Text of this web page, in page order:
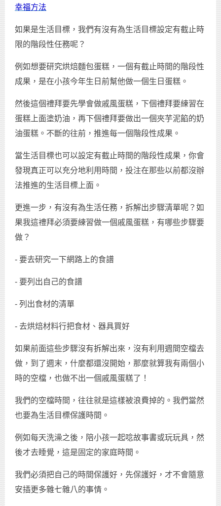
幸福方法
如果是生活目標，我們有沒有為生活目標設定有截止時
限的階段性任務呢？
例如想要研究烘焙麵包蛋糕，一個有截止時間的階段性
成果，是在小孩今年生日前幫他做一個生日蛋糕。
然後這個禮拜要先學會做戚風蛋糕，下個禮拜要練習在
蛋糕上面塗奶油，再下個禮拜要做出一個夾芋泥餡的奶
油蛋糕。不斷的往前，推進每一個階段性成果。
當生活目標也可以設定有截止時間的階段性成果，你會
發現真正可以充分地利用時間，投注在那些以前都沒辦
法推進的生活目標上面。
更進一步，有沒有為生活任務，拆解出步驟清單呢？如
果我這禮拜必須要練習做一個戚風蛋糕，有哪些步驟要
做？
- 要去研究一下網路上的食譜
- 要列出自己的食譜
- 列出食材的清單
- 去烘焙材料行把食材、器具買好
如果前面這些步驟沒有拆解出來，沒有利用週間空檔去
做，到了週末，什麼都還沒開始，那麼就算我有兩個小
時的空檔，也做不出一個戚風蛋糕了！
我們的空檔時間，往往就是這樣被浪費掉的。我們當然
也要為生活目標保護時間。
例如每天洗澡之後，陪小孩一起唸故事書或玩玩具，然
後才去睡覺，這是固定的家庭時間。
我們必須把自己的時間保護好，先保護好，才不會隨意
安插更多雜七雜八的事情。